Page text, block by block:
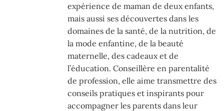
expérience de maman de deux enfants,
mais aussi ses découvertes dans les
domaines de la santé, de la nutrition, de
la mode enfantine, de la beauté
maternelle, des cadeaux et de
l’éducation. Conseillère en parentalité
de profession, elle aime transmettre des
conseils pratiques et inspirants pour
accompagner les parents dans leur